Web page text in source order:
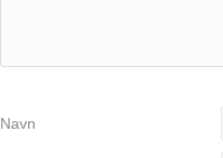
Navn